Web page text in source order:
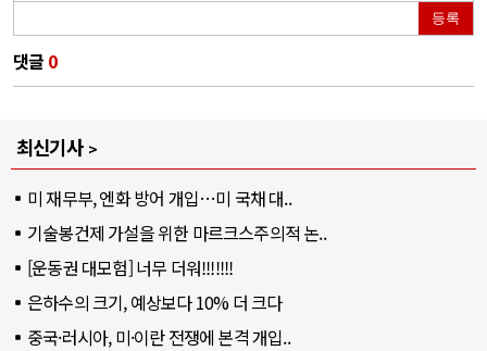
등록
댓글 0
최신기사
미 재무부, 엔화 방어 개입…미 국채 대..
기술봉건제 가설을 위한 마르크스주의적 논..
[운동권 대모험] 너무 더워!!!!!!!
은하수의 크기, 예상보다 10% 더 크다
중국·러시아, 미·이란 전쟁에 본격 개입..